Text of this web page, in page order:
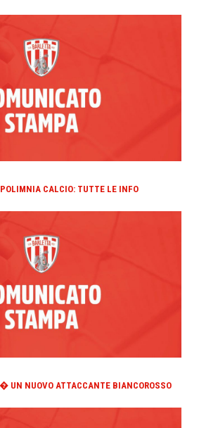
CALCIO: TUTTE LE INFO
UN NUOVO ATTACCANTE BIANCOROSSO